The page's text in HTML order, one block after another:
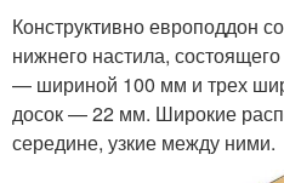
Конструктивно европоддон
нижнего настила,
— шириной 100 мм и трех
досок — 22 мм. Широкие
середине, узкие между ними.